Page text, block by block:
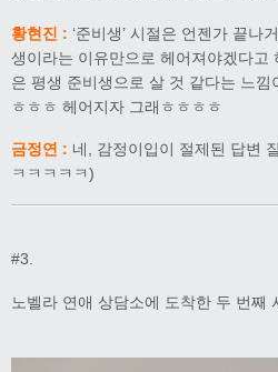
황현진 : ‘준비생’ 시절은 언젠가 끝
생이라는 이유만으로 헤어져야겠다고
은 평생 준비생으로 살 것 같다는 느
ㅎㅎㅎ 헤어지자 그래ㅎㅎㅎㅎ
금정연 : 네, 감정이입이 절제된 답변
ㅋㅋㅋㅋㅋ)
#3.
노벨라 연애 상담소에 도착한 두 번째